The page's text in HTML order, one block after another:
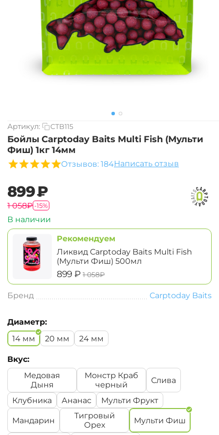
Артикул: CTB115
Бойлы Carptoday Baits Multi Fish (Мульти
Фиш) 1кг 14мм
Отзывов: 184Написать отзыв
‍899‍₽
‍1 058‍₽-15%
В наличии
Рекомендуем
Ликвид Carptoday Baits Multi Fish
(Мульти Фиш) 500мл
‍899‍ ₽ ‍1 058‍₽
Бренд Carptoday Baits
Диаметр:
14 мм
20 мм 24 мм
Вкус:
Медовая
Дыня
Монстр Краб
черный
Слива
Клубника Ананас Мульти Фрукт
Мандарин
Тигровый
Орех
Мульти Фиш